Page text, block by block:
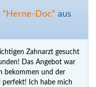
"Herne-Doc" aus
Zahnarzt gesucht
Das Angebot war
bekommen und der
perfekt! Ich habe mich